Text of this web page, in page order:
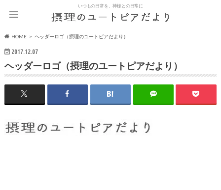
いつもの日常を、神様との日常に
HOME ヘッダーロゴ（摂理のユートピアだより）
2017.12.07
ヘッダーロゴ（摂理のユートピアだより）